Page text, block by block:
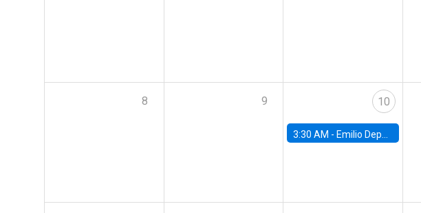
8 9 10
3:30 AM - Emilio Depetris-Chauvín, Universidad Católica